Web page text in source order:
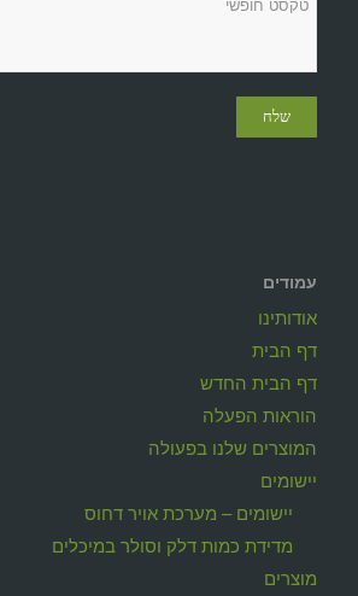
עמודים
אודותינו
דף הבית
דף הבית החדש
הוראות הפעלה
המוצרים שלנו בפעולה
יישומים
יישומים – מערכת אויר דחוס
מדידת כמות דלק וסולר במיכלים
מוצרים